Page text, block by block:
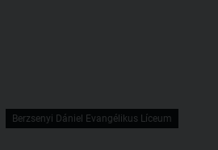
Berzsenyi Dániel Evangélikus Líceum